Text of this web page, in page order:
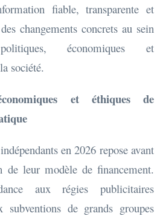
fiable, transparente et
changements concrets au sein
économiques et
société.
et éthiques de
en 2026 repose avant
de leur modèle de financement.
aux régies publicitaires
subventions de grands groupes